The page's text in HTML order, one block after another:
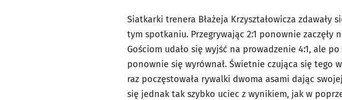
Siatkarki trenera Błażeja Krzyształowicza
tym spotkaniu. Przegrywając 2:1 ponownie zaczęły
Gościom udało się wyjść na prowadzenie 4:1, ale
ponownie się wyrównał. Świetnie czująca się tego
raz poczęstowała rywalki dwoma asami dając
się jednak tak szybko uciec z wynikiem, jak w